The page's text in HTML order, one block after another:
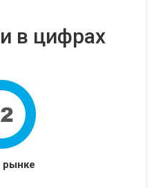
в цифрах
рынке